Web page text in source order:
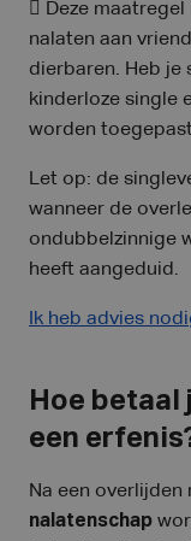
 Deze
nalaten aan
dierbaren. Heb je
kinderloze single
worden
Let op: de
wanneer de
ondubbelzinnige
heeft aangeduid.
Ik heb advies
Hoe
een
Na een overlijden
nalatenschap